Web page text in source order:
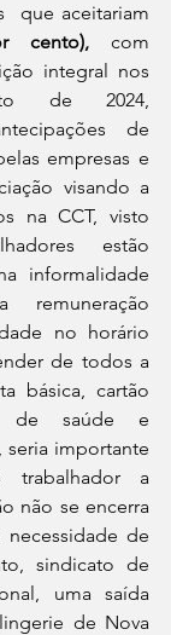
que aceitariam
cento), com
integral nos
de 2024,
de
empresas e
visando a
na CCT, visto
estão
informalidade
no horário
de todos a
básica, cartão
de saúde e
importante
trabalhador a
não se encerra
necessidade de
sindicato de
uma saída
de Nova